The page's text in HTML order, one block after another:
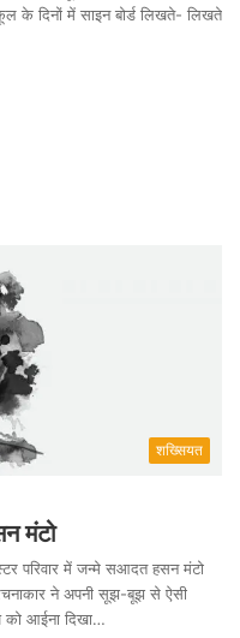
के दिनों में साइन बोर्ड लिखते- लिखते
शख्सियत
मंटो
परिवार में जन्मे सआदत हसन मंटो
ने अपनी सूझ-बूझ से ऐसी
आईना दिखा…